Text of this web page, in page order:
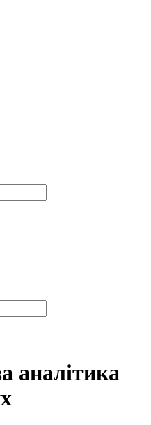
аналітика